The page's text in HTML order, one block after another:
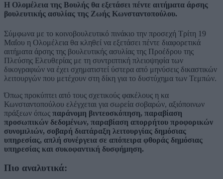
Η Ολομέλεια της Βουλής θα εξετάσει πέντε αιτήματα άρσης
βουλευτικής ασυλίας της Ζωής Κωνσταντοπούλου.
Σύμφωνα με το κοινοβουλευτικό πινάκιο την προσεχή Τρίτη 19
Μαΐου η Ολομέλεια θα κληθεί να εξετάσει πέντε διαφορετικά
αιτήματα άρσης της βουλευτικής ασυλίας της Προέδρου της
Πλεύσης Ελευθερίας με τη συντριπτική πλειοψηφία των
δικογραφιών να έχει σχηματιστεί ύστερα από μηνύσεις δικαστικών
λειτουργών που μετέχουν στη δίκη για το δυστύχημα των Τεμπών.
Όπως προκύπτει από τους σχετικούς φακέλους η κα
Κωνσταντοπούλου ελέγχεται για σωρεία σοβαρών, αξιόποινων
πράξεων όπως παράνομη βιντεοσκόπηση, παραβίαση
προσωπικών δεδομένων, παραβίαση απορρήτου προφορικών
συνομιλιών, σοβαρή διατάραξη λειτουργίας δημόσιας
υπηρεσίας, απλή συνέργεια σε απόπειρα φθοράς δημόσιας
υπηρεσίας και συκοφαντική δυσφήμηση.
Πιο αναλυτικά: